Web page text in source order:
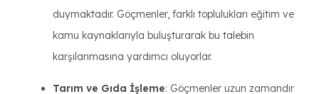
duymaktadır. Göçmenler, farklı toplulukları eğitim ve
kamu kaynaklarıyla buluşturarak bu talebin
karşılanmasına yardımcı oluyorlar.
Tarım ve Gıda İşleme: Göçmenler uzun zamandır